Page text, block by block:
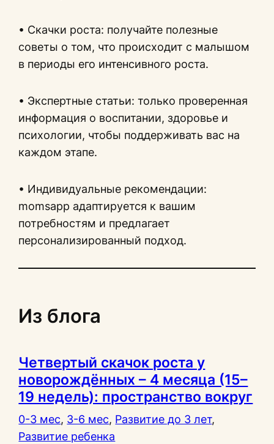
• Скачки роста: получайте полезные
советы о том, что происходит с малышом
в периоды его интенсивного роста.
• Экспертные статьи: только проверенная
информация о воспитании, здоровье и
психологии, чтобы поддерживать вас на
каждом этапе.
• Индивидуальные рекомендации:
momsapp адаптируется к вашим
потребностям и предлагает
персонализированный подход.
Из блога
Четвертый скачок роста у
новорождённых – 4 месяца (15–
19 недель): пространство вокруг
0-3 мес, 3-6 мес, Развитие до 3 лет
Развитие ребенка